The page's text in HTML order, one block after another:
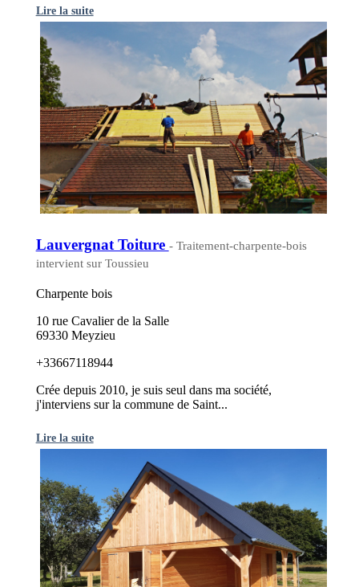
Lire la suite
Lauvergnat Toiture - Traitement-charpente-bois
intervient sur Toussieu
Charpente bois
10 rue Cavalier de la Salle
69330 Meyzieu
+33667118944
Crée depuis 2010, je suis seul dans ma société,
j'interviens sur la commune de Saint...
Lire la suite